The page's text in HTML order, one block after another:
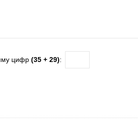
цифр (35 + 29):